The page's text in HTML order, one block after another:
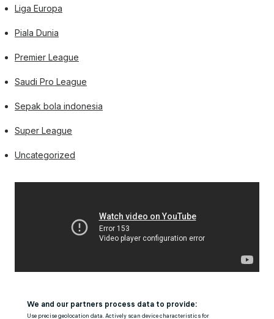
Liga Europa
Piala Dunia
Premier League
Saudi Pro League
Sepak bola indonesia
Super League
Uncategorized